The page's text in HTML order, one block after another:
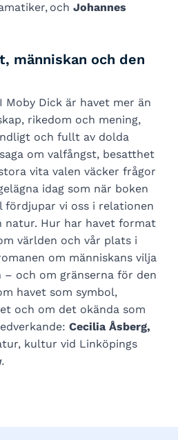
och Johannes
människan och den
I Moby Dick är havet mer än
rikedom och mening,
och fullt av dolda
om valfångst, besatthet
vita valen väcker frågor
idag som när boken
fördjupar vi oss i relationen
natur. Hur har havet format
världen och vår plats i
om människans vilja
och om gränserna för den
havet som symbol,
och om det okända som
Cecilia Åsberg,
kultur vid Linköpings